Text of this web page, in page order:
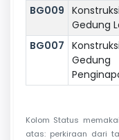
BG009 Konstruksi
Gedung
BG007 Konstruksi
Gedung
Kolom Status
atas: perkiraan dari